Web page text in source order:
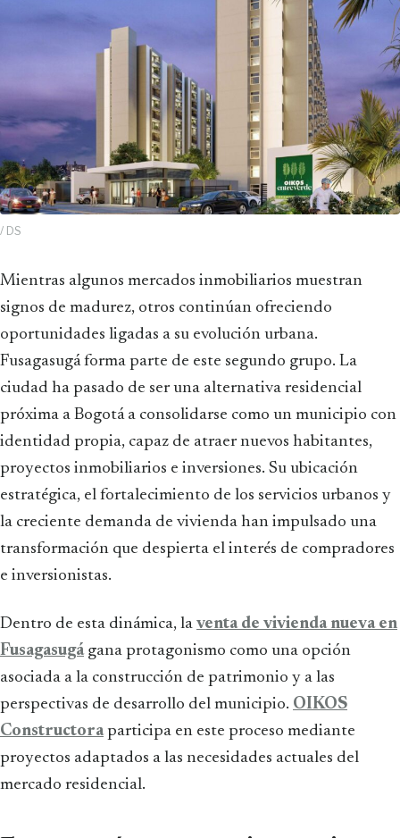
/ DS
Mientras algunos mercados inmobiliarios muestran
signos de madurez, otros continúan ofreciendo
oportunidades ligadas a su evolución urbana.
Fusagasugá forma parte de este segundo grupo. La
ciudad ha pasado de ser una alternativa residencial
próxima a Bogotá a consolidarse como un municipio con
identidad propia, capaz de atraer nuevos habitantes,
proyectos inmobiliarios e inversiones. Su ubicación
estratégica, el fortalecimiento de los servicios urbanos y
la creciente demanda de vivienda han impulsado una
transformación que despierta el interés de compradores
e inversionistas.
Dentro de esta dinámica, la venta de vivienda nueva en
Fusagasugágana protagonismo como una opción
asociada a la construcción de patrimonio y a las
perspectivas de desarrollo del municipio. OIKOS
Constructoraparticipa en este proceso mediante
proyectos adaptados a las necesidades actuales del
mercado residencial.